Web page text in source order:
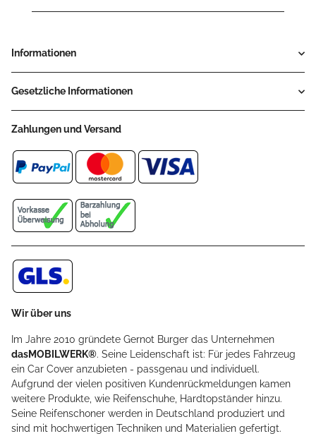
Informationen
Gesetzliche Informationen
Zahlungen und Versand
Wir über uns
Im Jahre 2010 gründete Gernot Burger das Unternehmen
dasMOBILWERK®. Seine Leidenschaft ist: Für jedes Fahrzeug
ein Car Cover anzubieten - passgenau und individuell.
Aufgrund der vielen positiven Kundenrückmeldungen kamen
weitere Produkte, wie Reifenschuhe, Hardtopständer hinzu.
Seine Reifenschoner werden in Deutschland produziert und
sind mit hochwertigen Techniken und Materialien gefertigt.